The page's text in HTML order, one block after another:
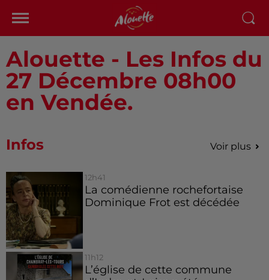
Alouette - Les Infos du
27 Décembre 08h00
en Vendée.
Infos Voir plus
12h41
La comédienne rochefortaise
Dominique Frot est décédée
11h12
L’église de cette commune